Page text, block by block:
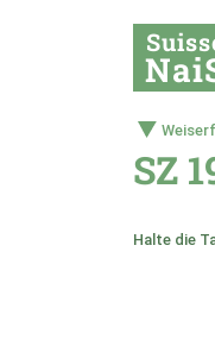
SZ
Halte die